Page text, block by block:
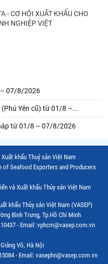
- CƠ HỘI XUẤT KHẨU CHO
NGHIỆP VIỆT
– 07/8/2026
Yên cũ) từ 01/8 –...
từ 01/8 – 07/8/2026
khẩu Thuỷ sản Việt Nam
Seafood Exporters and Producers
và Xuất khẩu Thủy sản Việt Nam
khẩu Thủy sản Việt Nam (VASEP)
Bình Trưng, Tp.Hồ Chí Minh
- Email: vphcm@vasep.com.vn
Võ, Hà Nội
- Email: vasephn@vasep.com.vn